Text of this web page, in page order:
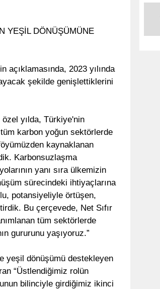
YEŞİL DÖNÜŞÜMÜNE
2023 yılında
şekilde genişlettiklerini
özel yılda, Türkiye'nin
karbon yoğun sektörlerde
kaynaklanan
Karbonsuzlaşma
yanı sıra ülkemizin
sürecindeki ihtiyaçlarına
potansiyeliyle örtüşen,
Bu çerçevede, Net Sıfır
tüm sektörlerde
gururunu yaşıyoruz.”
yeşil dönüşümü destekleyen
“Üstlendiğimiz rolün
bilinciyle girdiğimiz ikinci